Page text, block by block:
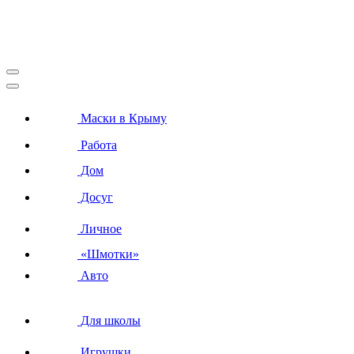
Маски в Крыму
Работа
Дом
Досуг
Личное
«Шмотки»
Авто
Для школы